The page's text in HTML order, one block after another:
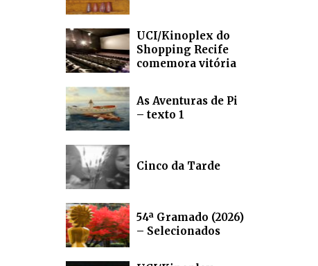
UCI/Kinoplex do
Shopping Recife
comemora vitória
As Aventuras de Pi
– texto 1
Cinco da Tarde
54ª Gramado (2026)
– Selecionados